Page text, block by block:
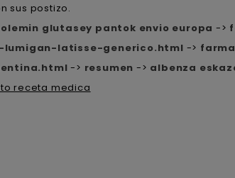
sus postizo.
glutasey pantok envio europa ->
latisse-generico.html ->
-> resumen -> albenza
receta medica